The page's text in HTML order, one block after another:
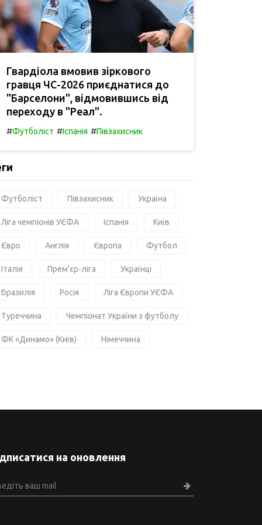
Гвардіола вмовив зіркового
гравця ЧС-2026 приєднатися до
"Барселони", відмовившись від
переходу в "Реал".
#Футболіст #Іспанія #Півзахисник
Футболіст Півзахисник Україна
Ліга чемпіонів УЄФА Іспанія Київ
Євро Англія Європа Футбол
Італія Прем'єр-ліга Українці
Бразилія Росія Ліга Європи УЄФА
Туреччина Чемпіонат України з футболу
ФК «Динамо» (Київ) Німеччина
на оновлення